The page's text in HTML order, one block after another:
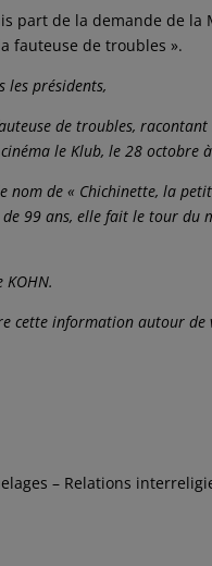
part de la demande de
fauteuse de troubles ».
les présidents,
de troubles, racontant
le Klub, le 28 octobre
de « Chichinette, la
99 ans, elle fait le tour du
cette information autour de
– Relations